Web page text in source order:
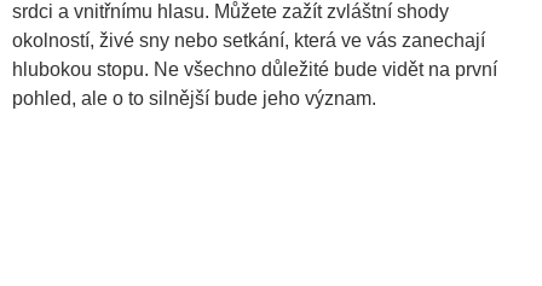
srdci a vnitřnímu hlasu. Můžete zažít zvláštní shody
okolností, živé sny nebo setkání, která ve vás zanechají
hlubokou stopu. Ne všechno důležité bude vidět na první
pohled, ale o to silnější bude jeho význam.